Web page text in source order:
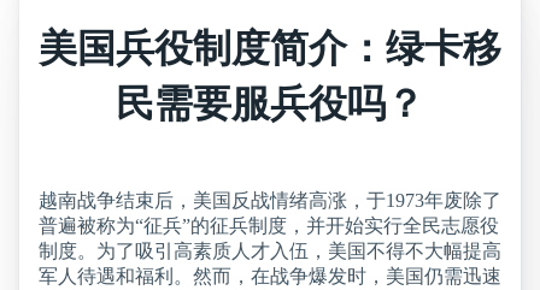
美国兵役制度简介：绿卡移
民需要服兵役吗？
越南战争结束后，美国反战情绪高涨，于1973年废除了
普遍被称为“征兵”的征兵制度，并开始实行全民志愿役
制度。为了吸引高素质人才入伍，美国不得不大幅提高
军人待遇和福利。然而，在战争爆发时，美国仍需迅速